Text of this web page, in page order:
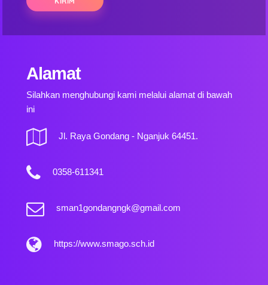
Alamat
Silahkan menghubungi kami melalui alamat di bawah
ini
Jl. Raya Gondang - Nganjuk 64451.
0358-611341
sman1gondangngk@gmail.com
https://www.smago.sch.id